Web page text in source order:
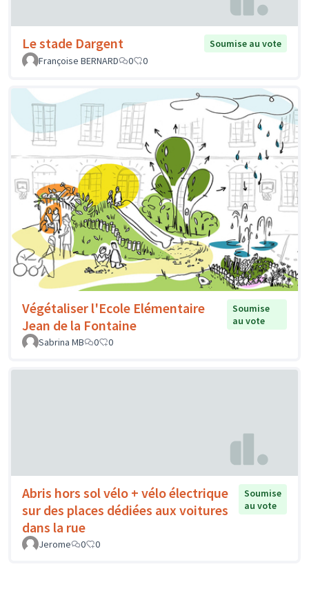
Le stade Dargent
Soumise au vote
Françoise BERNARD
0 0
Végétaliser l'Ecole Elémentaire
Jean de la Fontaine
Soumise
au vote
Sabrina MB
0 0
Abris hors sol vélo + vélo électrique
sur des places dédiées aux voitures
dans la rue
Soumise
au vote
Jerome 0 0